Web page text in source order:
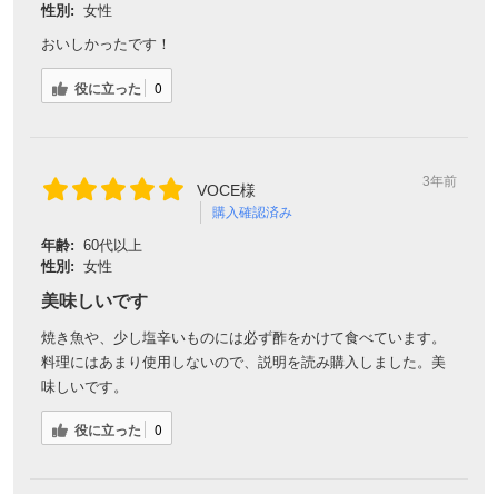
性別: 女性
おいしかったです！
役に立った 0
VOCE様
購入確認済み
3年前
年齢: 60代以上
性別: 女性
美味しいです
焼き魚や、少し塩辛いものには必ず酢をかけて食べています。
料理にはあまり使用しないので、説明を読み購入しました。美
味しいです。
役に立った 0
今すぐ使える
会員登録ありがとうございます！
＼ ご登録の感謝を込めて ／
新規会員様限定特典クーポン
300